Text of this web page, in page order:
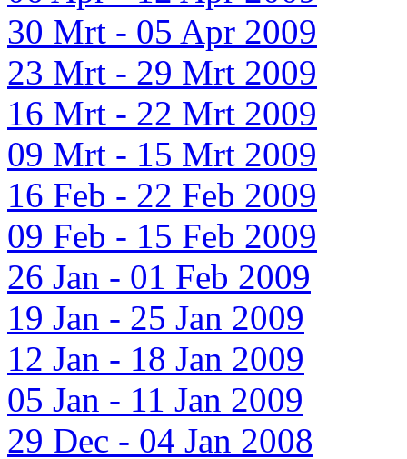
30 Mrt - 05 Apr 2009
23 Mrt - 29 Mrt 2009
16 Mrt - 22 Mrt 2009
09 Mrt - 15 Mrt 2009
16 Feb - 22 Feb 2009
09 Feb - 15 Feb 2009
26 Jan - 01 Feb 2009
19 Jan - 25 Jan 2009
12 Jan - 18 Jan 2009
05 Jan - 11 Jan 2009
29 Dec - 04 Jan 2008